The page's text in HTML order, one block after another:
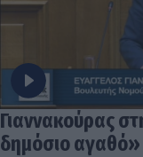
Γιαννακούρας
δημόσιο αγαθό»